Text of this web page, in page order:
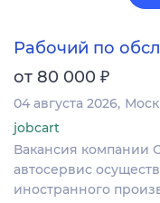
Рабочий по
от 80 000 ₽
04 августа 2026
jobcart
Вакансия
автосервис
иностранного